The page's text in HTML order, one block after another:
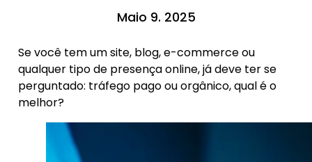
Maio 9. 2025
Se você tem um site, blog, e-commerce ou
qualquer tipo de presença online, já deve ter se
perguntado: tráfego pago ou orgânico, qual é o
melhor?